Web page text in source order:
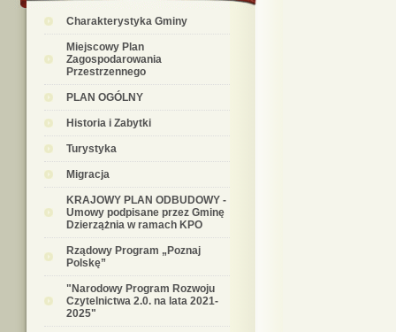
Charakterystyka Gminy
Miejscowy Plan
Zagospodarowania
Przestrzennego
PLAN OGÓLNY
Historia i Zabytki
Turystyka
Migracja
KRAJOWY PLAN ODBUDOWY -
Umowy podpisane przez Gminę
Dzierzążnia w ramach KPO
Rządowy Program „Poznaj
Polskę”
"Narodowy Program Rozwoju
Czytelnictwa 2.0. na lata 2021-
2025"